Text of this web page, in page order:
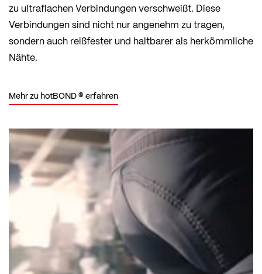
zu ultraflachen Verbindungen verschweißt. Diese
Verbindungen sind nicht nur angenehm zu tragen,
sondern auch reißfester und haltbarer als herkömmliche
Nähte.
Mehr zu hotBOND ® erfahren